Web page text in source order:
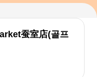
蚕室店(골프